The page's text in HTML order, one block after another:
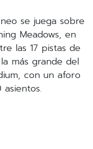
se juega sobre
Meadows, en
las 17‎ pistas de
más grande del
con un aforo